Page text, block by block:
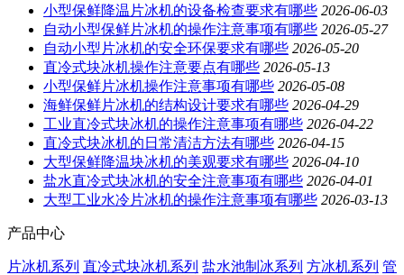
小型保鲜降温片冰机的设备检查要求有哪些 2026-06-03
自动小型保鲜片冰机的操作注意事项有哪些 2026-05-27
自动小型片冰机的安全环保要求有哪些 2026-05-20
直冷式块冰机操作注意要点有哪些 2026-05-13
小型保鲜片冰机操作注意事项有哪些 2026-05-08
海鲜保鲜片冰机的结构设计要求有哪些 2026-04-29
工业直冷式块冰机的操作注意事项有哪些 2026-04-22
直冷式块冰机的日常清洁方法有哪些 2026-04-15
大型保鲜降温块冰机的美观要求有哪些 2026-04-10
盐水直冷式块冰机的安全注意事项有哪些 2026-04-01
大型工业水冷片冰机的操作注意事项有哪些 2026-03-13
产品中心
片冰机系列 直冷式块冰机系列 盐水池制冰系列 方冰机系列 管